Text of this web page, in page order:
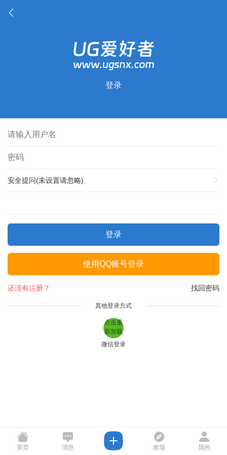
登录
安全提问(未设置请忽略)
登录
使用QQ账号登录
找回密码
还没有注册？
其他登录方式
点击重
新加载
微信登录
首页 消息 发现 我的